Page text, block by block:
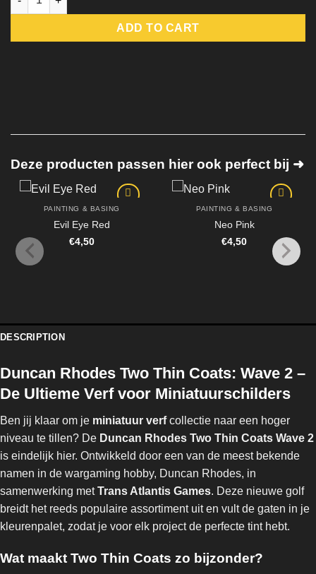
ADD TO CART
Deze producten passen hier ook perfect bij ➜
PAINTING & BASING
Evil Eye Red
€4,50
PAINTING & BASING
Neo Pink
€4,50
DESCRIPTION
Duncan Rhodes Two Thin Coats: Wave 2 –
De Ultieme Verf voor Miniatuurschilders
Ben jij klaar om je miniatuur verfcollectie naar een hoger
niveau te tillen? De Duncan Rhodes Two Thin Coats Wave 2
is eindelijk hier. Ontwikkeld door een van de meest bekende
namen in de wargaming hobby, Duncan Rhodes, in
samenwerking metTrans Atlantis Games. Deze nieuwe golf
breidt het reeds populaire assortiment uit en vult de gaten in je
kleurenpalet, zodat je voor elk project de perfecte tint hebt.
Wat maakt Two Thin Coats zo bijzonder?